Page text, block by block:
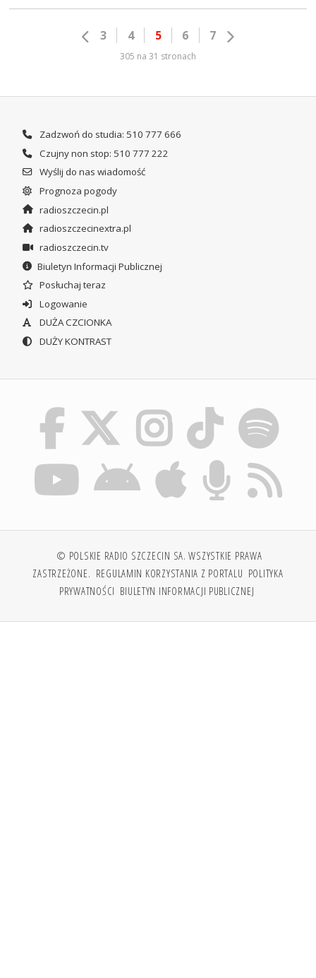
3 4 5 6 7
305 na 31 stronach
Zadzwoń do studia: 510 777 666
Czujny non stop: 510 777 222
Wyślij do nas wiadomość
Prognoza pogody
radioszczecin.pl
radioszczecinextra.pl
radioszczecin.tv
Biuletyn Informacji Publicznej
Posłuchaj teraz
Logowanie
DUŻA CZCIONKA
DUŻY KONTRAST
© POLSKIE RADIO SZCZECIN SA. WSZYSTKIE PRAWA
ZASTRZEŻONE. REGULAMIN KORZYSTANIA Z PORTALU POLITYKA
PRYWATNOŚCI BIULETYN INFORMACJI PUBLICZNEJ